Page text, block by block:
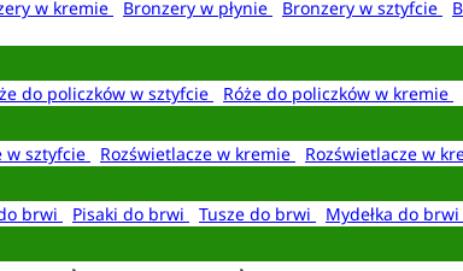
w kremie Bronzery w płynie Bronzery w sztyfcie
do policzków w sztyfcie Róże do policzków w kremie
w sztyfcie Rozświetlacze w kremie Rozświetlacze w
brwi Pisaki do brwi Tusze do brwi Mydełka do brwi